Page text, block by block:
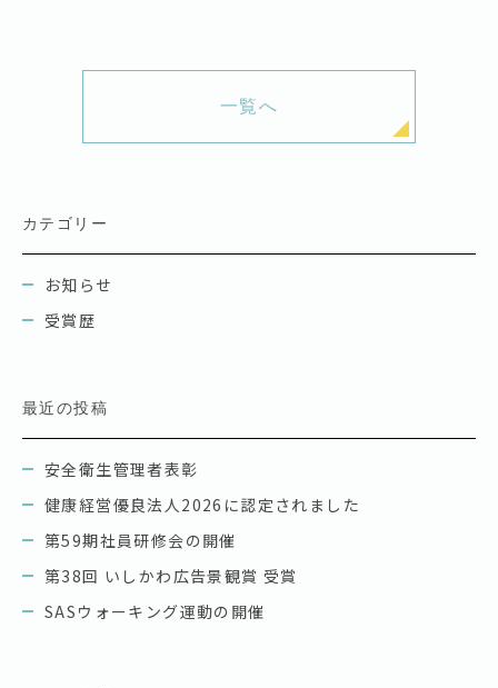
一覧へ
カテゴリー
お知らせ
受賞歴
最近の投稿
安全衛生管理者表彰
健康経営優良法人2026に認定されました
第59期社員研修会の開催
第38回 いしかわ広告景観賞 受賞
SASウォーキング運動の開催